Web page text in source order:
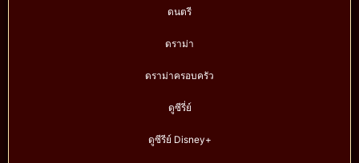
ดนตรี
ดราม่า
ดราม่าครอบครัว
ดูซีรี่ย์
ดูซีรีย์ Disney+